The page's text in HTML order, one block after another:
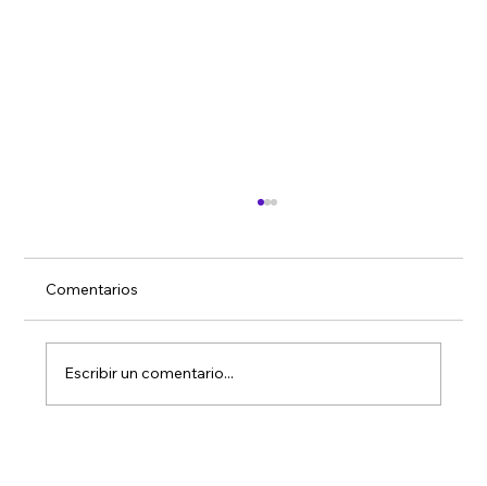
Nuevas certificaciones
Comentarios
Escribir un comentario...